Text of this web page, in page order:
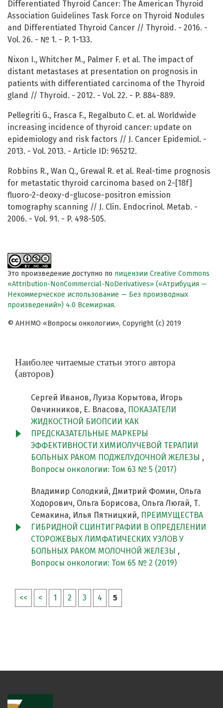
Differentiated Thyroid Cancer: The American Thyroid
Association Guidelines Task Force on Thyroid Nodules
and Differentiated Thyroid Cancer // Thyroid. - 2016. -
Vol. 26. - № 1. - P. 1-133.
Nixon I., Whitcher M., Palmer F. et al. The impact of
distant metastases at presentation on prognosis in
patients with differentiated carcinoma of the Thyroid
gland // Thyroid. - 2012. - Vol. 22. - P. 884-889.
Pellegriti G., Frasca F., Regalbuto C. et. al. Worldwide
increasing incidence of thyroid cancer: update on
epidemiology and risk factors // J. Cancer Epidemiol. -
2013. - Vol. 2013. - Article ID: 965212.
Robbins R., Wan Q., Grewal R. et al. Real-time prognosis
for metastatic thyroid carcinoma based on 2-[18f]
fluoro-2-deoxy-d-glucose-positron emission
tomography scanning // J. Clin. Endocrinol. Metab. -
2006. - Vol. 91. - P. 498-505.
Это произведение доступно по лицензии Creative Commons
«Attribution-NonCommercial-NoDerivatives» («Атрибуция —
Некоммерческое использование — Без производных
произведений») 4.0 Всемирная.
© АННМО «Вопросы онкологии», Copyright (c) 2019
Наиболее читаемые статьи этого автора
(авторов)
Сергей Иванов, Луиза Корытова, Игорь
Овчинников, Е. Власова, ПОКАЗАТЕЛИ
ЖИДКОСТНОЙ БИОПСИИ КАК
ПРЕДСКАЗАТЕЛЬНЫЕ МАРКЕРЫ
ЭФФЕКТИВНОСТИ ХИМИОЛУЧЕВОЙ ТЕРАПИИ
БОЛЬНЫХ РАКОМ ПОДЖЕЛУДОЧНОЙ ЖЕЛЕЗЫ ,
Вопросы онкологии: Том 63 № 5 (2017)
Владимир Солодкий, Дмитрий Фомин, Ольга
Ходорович, Ольга Борисова, Ольга Люгай, Т.
Семакина, Илья Пятницкий, ПРЕИМУЩЕСТВА
ГИБРИДНОЙ СЦИНТИГРАФИИ В ОПРЕДЕЛЕНИИ
СТОРОЖЕВЫХ ЛИМФАТИЧЕСКИХ УЗЛОВ У
БОЛЬНЫХ РАКОМ МОЛОЧНОЙ ЖЕЛЕЗЫ ,
Вопросы онкологии: Том 65 № 2 (2019)
<< < 1 2 3 4 5